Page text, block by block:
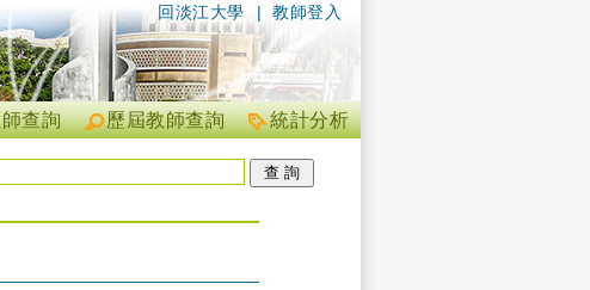
| 教師登入
回淡江大學
統計分析
歷屆教師查詢
查詢